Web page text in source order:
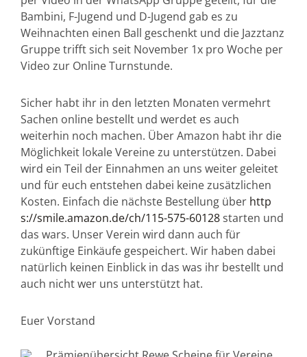
Bambini, F-Jugend und D-Jugend gab es zu
Weihnachten einen Ball geschenkt und die Jazztanz
Gruppe trifft sich seit November 1x pro Woche per
Video zur Online Turnstunde.
Sicher habt ihr in den letzten Monaten vermehrt
Sachen online bestellt und werdet es auch
weiterhin noch machen. Über Amazon habt ihr die
Möglichkeit lokale Vereine zu unterstützen. Dabei
wird ein Teil der Einnahmen an uns weiter geleitet
und für euch entstehen dabei keine zusätzlichen
Kosten. Einfach die nächste Bestellung über http
s://smile.amazon.de/ch/115-575-60128starten und
das wars. Unser Verein wird dann auch für
zukünftige Einkäufe gespeichert. Wir haben dabei
natürlich keinen Einblick in das was ihr bestellt und
auch nicht wer uns unterstützt hat.
Euer Vorstand